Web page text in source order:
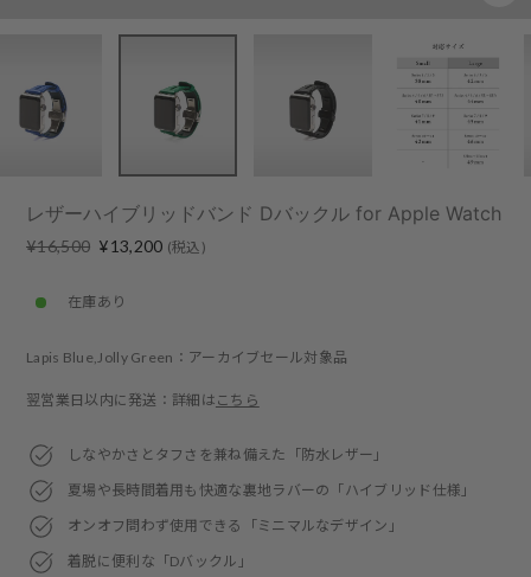
レザーハイブリッドバンド Dバックル for Apple Watch
Regular
¥16,500 Sale
¥13,200 (税込)
在庫あり
Lapis Blue,Jolly Green：アーカイブセール対象品
翌営業日以内に発送：詳細は こちら
しなやかさとタフさを兼ね備えた「防水レザー」
夏場や長時間着用も快適な裏地ラバーの「ハイブリッド仕様」
オンオフ問わず使用できる「ミニマルなデザイン」
着脱に便利な「Dバックル」